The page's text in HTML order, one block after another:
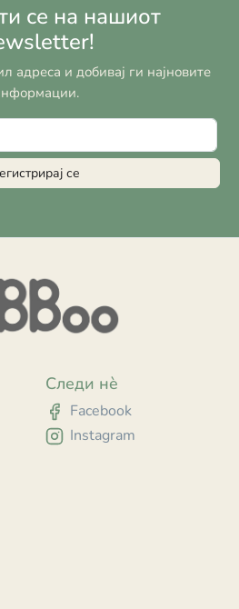
се на нашиот
адреса и добивај ги најновите
се
Следи нè
Facebook
Instagram